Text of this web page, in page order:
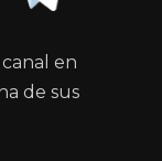
en
de sus